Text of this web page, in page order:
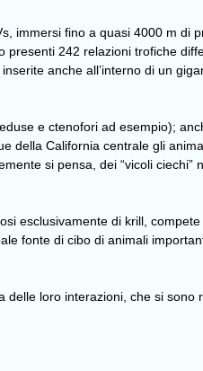
immersi fino a quasi 4000 m di
242 relazioni trofiche
anche all’interno di un
e ctenofori ad esempio);
della California centrale gli
si pensa, dei “vicoli
esclusivamente di krill,
fonte di cibo di animali
loro interazioni, che si